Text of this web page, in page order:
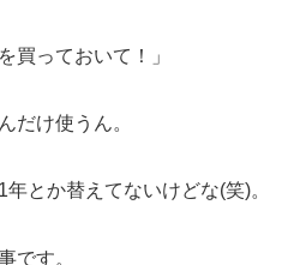
買っておいて！」
だけ使うん。
とか替えてないけどな(笑)。
です。